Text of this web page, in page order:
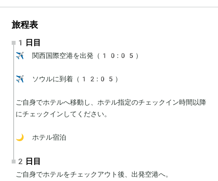
旅程表
1日目
✈️ 関西国際空港を出発（10:05）
✈️ ソウルに到着（12:05）
ご自身でホテルへ移動し、ホテル指定のチェックイン時間以降
にチェックインしてください。
🌙 ホテル宿泊
2日目
ご自身でホテルをチェックアウト後、出発空港へ。